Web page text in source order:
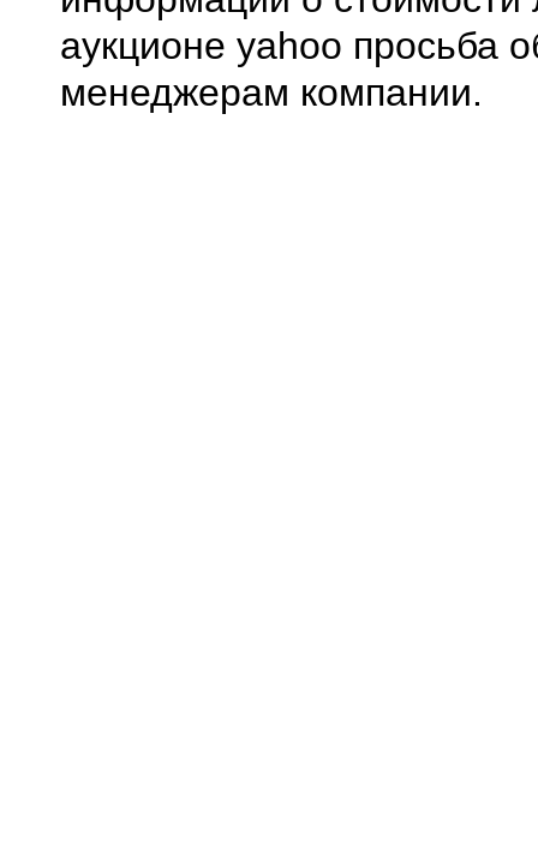
аукционе yahoo просьба
менеджерам компании.